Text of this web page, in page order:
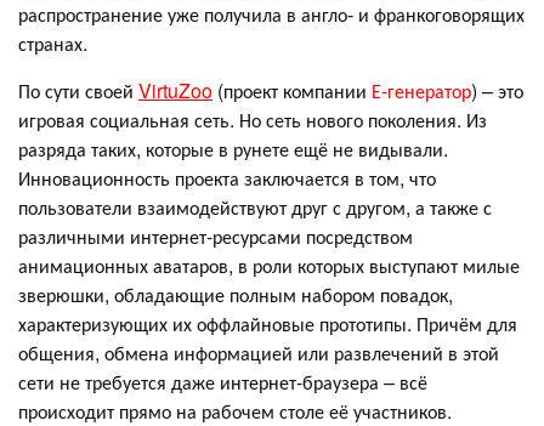
распространение уже получила в англо- и франкоговорящих
странах.
По сути своей VirtuZoo (проект компании Е-генератор) – это
игровая социальная сеть. Но сеть нового поколения. Из
разряда таких, которые в рунете ещё не видывали.
Инновационность проекта заключается в том, что
пользователи взаимодействуют друг с другом, а также с
различными интернет-ресурсами посредством
анимационных аватаров, в роли которых выступают милые
зверюшки, обладающие полным набором повадок,
характеризующих их оффлайновые прототипы. Причём для
общения, обмена информацией или развлечений в этой
сети не требуется даже интернет-браузера – всё
происходит прямо на рабочем столе её участников.